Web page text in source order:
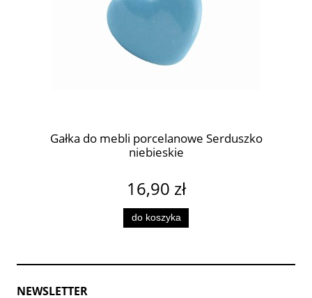
Gałka do mebli porcelanowe Serduszko
niebieskie
16,90 zł
do koszyka
NEWSLETTER